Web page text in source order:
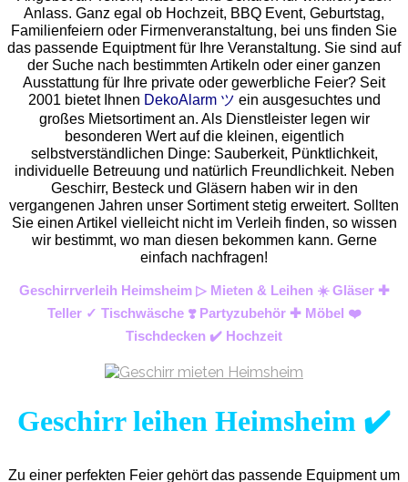
Anlass. Ganz egal ob Hochzeit, BBQ Event, Geburtstag,
Familienfeiern oder Firmenveranstaltung, bei uns finden Sie
das passende Equiptment für Ihre Veranstaltung. Sie sind auf
der Suche nach bestimmten Artikeln oder einer ganzen
Ausstattung für Ihre private oder gewerbliche Feier? Seit
2001 bietet Ihnen DekoAlarm ツ ein ausgesuchtes und
großes Mietsortiment an. Als Dienstleister legen wir
besonderen Wert auf die kleinen, eigentlich
selbstverständlichen Dinge: Sauberkeit, Pünktlichkeit,
individuelle Betreuung und natürlich Freundlichkeit. Neben
Geschirr, Besteck und Gläsern haben wir in den
vergangenen Jahren unser Sortiment stetig erweitert. Sollten
Sie einen Artikel vielleicht nicht im Verleih finden, so wissen
wir bestimmt, wo man diesen bekommen kann. Gerne
einfach nachfragen!
Geschirrverleih Heimsheim ▷ Mieten & Leihen ☀️ Gläser ✚
Teller ✓ Tischwäsche ❣️ Partyzubehör ✚ Möbel ❤️
Tischdecken ✔️ Hochzeit
Geschirr leihen Heimsheim ✔️
Zu einer perfekten Feier gehört das passende Equipment um